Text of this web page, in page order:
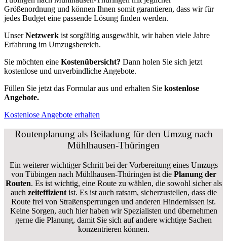
Größenordnung und können Ihnen somit garantieren, dass wir für
jedes Budget eine passende Lösung finden werden.
UnserNetzwerk ist sorgfältig ausgewählt, wir haben viele Jahre
Erfahrung im Umzugsbereich.
Sie möchten eine Kostenübersicht? Dann holen Sie sich jetzt
kostenlose und unverbindliche Angebote.
Füllen Sie jetzt das Formular aus und erhalten Sie kostenlose
Angebote.
Kostenlose Angebote erhalten
Routenplanung als Beiladung für den Umzug nach
Mühlhausen-Thüringen
Ein weiterer wichtiger Schritt bei der Vorbereitung eines Umzugs
von Tübingen nach Mühlhausen-Thüringen ist diePlanung der
Routen. Es ist wichtig, eine Route zu wählen, die sowohl sicher als
auch zeiteffizientist. Es ist auch ratsam, sicherzustellen, dass die
Route frei von Straßensperrungen und anderen Hindernissen ist.
Keine Sorgen, auch hier haben wir Spezialisten und übernehmen
gerne die Planung, damit Sie sich auf andere wichtige Sachen
konzentrieren können.